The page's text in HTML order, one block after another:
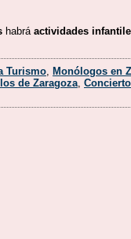
habrá actividades
Turismo, Monólogos en
de Zaragoza,